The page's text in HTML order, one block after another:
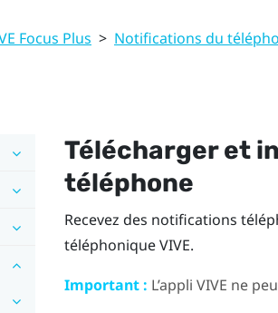
Focus Plus > Notifications du
Télécharger et
téléphone
Recevez des notifications
téléphoniqueVIVE.
Important : L’appli VIVE ne